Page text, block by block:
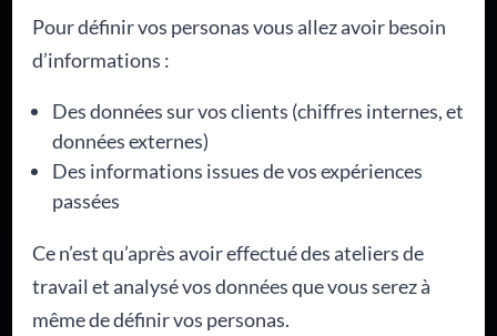
Pour définir vos personas vous allez avoir besoin
d’informations :
Des données sur vos clients (chiffres internes, et
données externes)
Des informations issues de vos expériences
passées
Ce n’est qu’après avoir effectué des ateliers de
travail et analysé vos données que vous serez à
même de définir vos personas.